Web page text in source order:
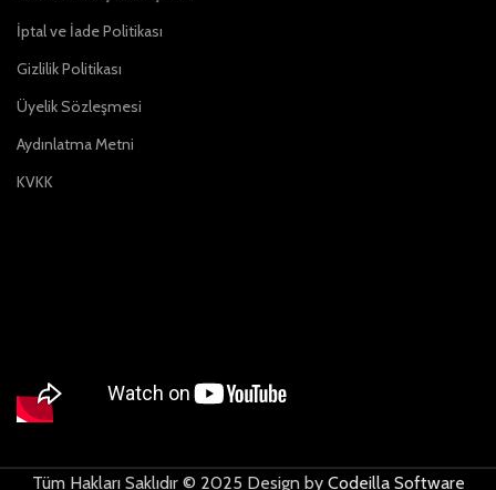
İptal ve İade Politikası
Gizlilik Politikası
Üyelik Sözleşmesi
Aydınlatma Metni
KVKK
Tüm Hakları Saklıdır © 2025 Design by Codeilla Software